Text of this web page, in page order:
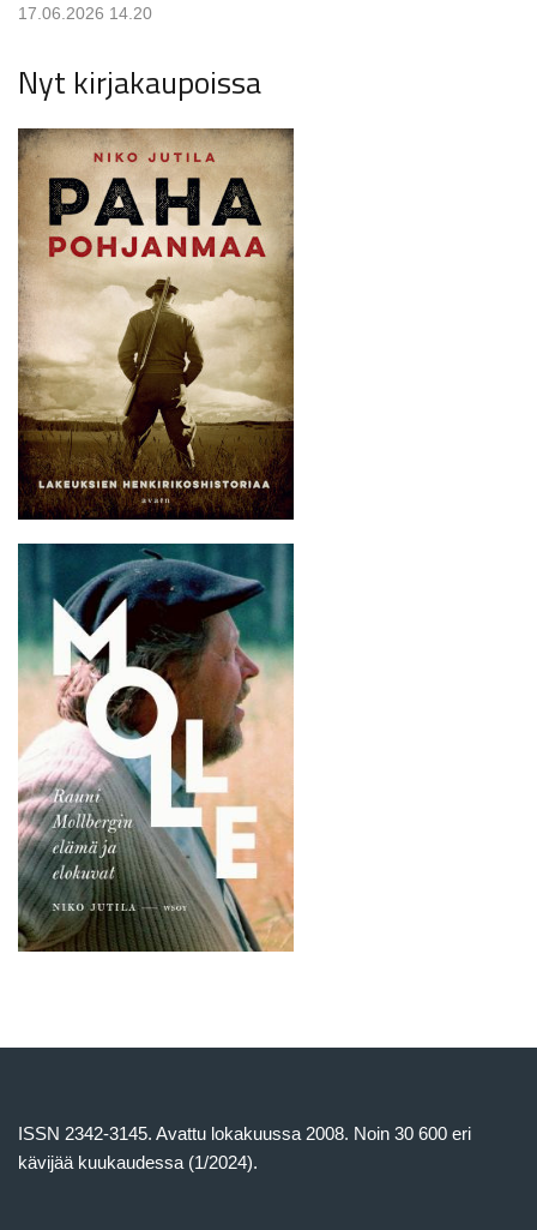
17.06.2026 14.20
Nyt kirjakaupoissa
ISSN 2342-3145. Avattu lokakuussa 2008. Noin 30 600 eri
kävijää kuukaudessa (1/2024).